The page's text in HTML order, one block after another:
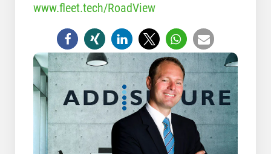
www.fleet.tech/RoadView